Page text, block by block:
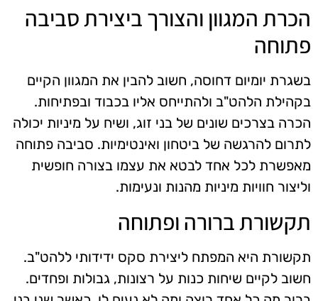
הכרת המגוון והצורך ביצירת סביבה
פתוחה
בשגרת יומיום דחוסה, חשוב להבין את המגוון הקיים
בקהילת הלהט"ב ולהתייחס אליו בכבוד ובפתיחות.
הכרה בצרכים שונים של בני זוג, ושיח על מיניות יכולה
לתרום להרגשה של ביטחון ואינטימיות. סביבה פתוחה
מאפשרת לכל אחד לבטא את עצמו בצורה חופשית
וליצור חוויות מיניות מהנות ונעימות.
תקשורת ברורה ופתוחה
תקשורת היא המפתח ליצירת סקס ידידותי ללהט"ב.
חשוב לקיים שיחות כנות על רצונות, גבולות ופחדים.